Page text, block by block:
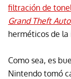
filtración de
Grand Theft
herméticos de la
Como sea, es
Nintendo tomó